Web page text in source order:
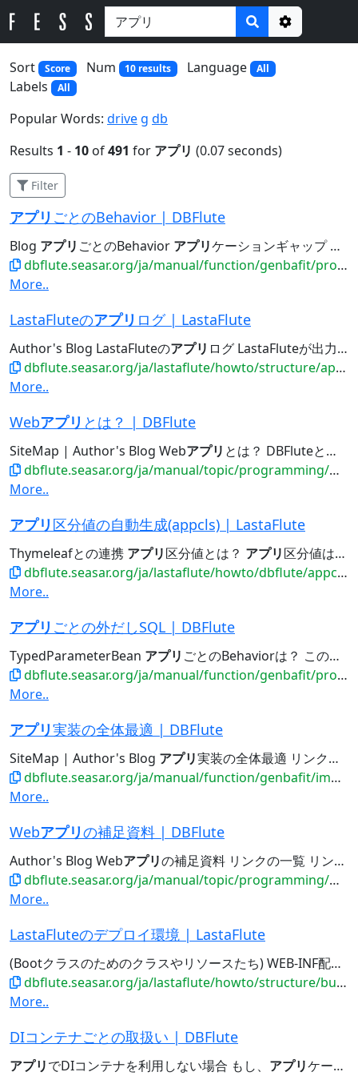
Options
Sort
Score Num 10 results Language All
Labels All
Popular Words: drive g db
Results 1 - 10 of491 for アプリ (0.07 seconds)
Filter
アプリ ごとのBehavior | DBFlute
Blog アプリ ごとのBehavior アプリケーションギャップ ジェネレーションギャップでは足りない
dbflute.seasar.org/ja/manual/function/genbafit/projectfit/applicationbehavior/index.html
More..
LastaFluteのアプリ ログ | LastaFlute
Author's Blog LastaFluteのアプリ ログ LastaFluteが出力する
dbflute.seasar.org/ja/lastaflute/howto/structure/applogging.html
More..
Webアプリ とは？ | DBFlute
SiteMap | Author's Blog Webアプリ とは？ DBFluteとは直接関係ありませんが、密接ではあるので補足資料として。...OutsideSql Entity DBFluteランタイム 現場フィット
dbflute.seasar.org/ja/manual/topic/programming/webapp/about.html
More..
アプリ 区分値の自動生成(appcls) | LastaFlute
Thymeleafとの連携 アプリ区分値とは？ アプリ区分値は、DBの区分値にて定義されない、とある
dbflute.seasar.org/ja/lastaflute/howto/dbflute/appcls.html
More..
アプリ ごとの外だしSQL | DBFlute
TypedParameterBean アプリ ごとのBehaviorは？ このア
dbflute.seasar.org/ja/manual/function/genbafit/projectfit/applicationoutsidesql/index.html
More..
アプリ実装の全体最適 | DBFlute
SiteMap | Author's Blog アプリ実装の全体最適 リンクの一覧 リンクの一覧 共通カラム (CommonColumn)...OutsideSql Entity DBFluteランタイム 現場フィット
dbflute.seasar.org/ja/manual/function/genbafit/implfit/index.html
More..
Webアプリの補足資料 | DBFlute
Author's Blog Webアプリの補足資料 リンクの一覧 リンクの一覧 Web
dbflute.seasar.org/ja/manual/topic/programming/webapp/index.html
More..
LastaFluteのデプロイ環境 | LastaFlute
(Bootクラスのためのクラスやリソースたち) WEB-INF配下
dbflute.seasar.org/ja/lastaflute/howto/structure/builddeploy.html
More..
DIコンテナごとの取扱い | DBFlute
アプリでDIコンテナを利用しない場合 もし、 アプリケーションにてDIコンテナを利用しない場合でも、...DIコンテナごとの機能・挙動の違いの情報について DIコンテナとの連携